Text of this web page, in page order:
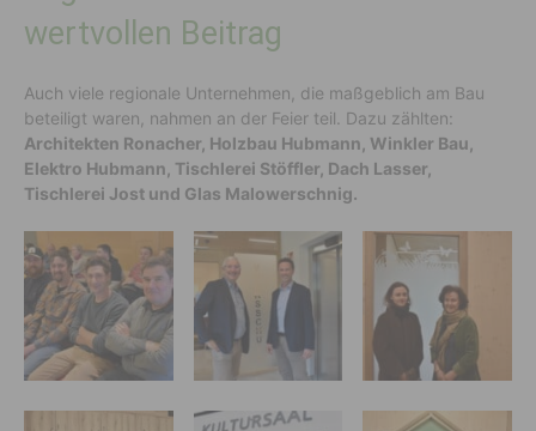
wertvollen Beitrag
Auch viele regionale Unternehmen, die maßgeblich am Bau
beteiligt waren, nahmen an der Feier teil. Dazu zählten:
Architekten Ronacher, Holzbau Hubmann, Winkler Bau,
Elektro Hubmann, Tischlerei Stöffler, Dach Lasser,
Tischlerei Jost und Glas Malowerschnig.